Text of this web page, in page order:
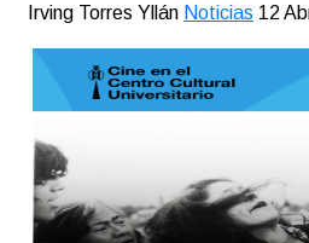
Irving Torres Yllán Noticias 12